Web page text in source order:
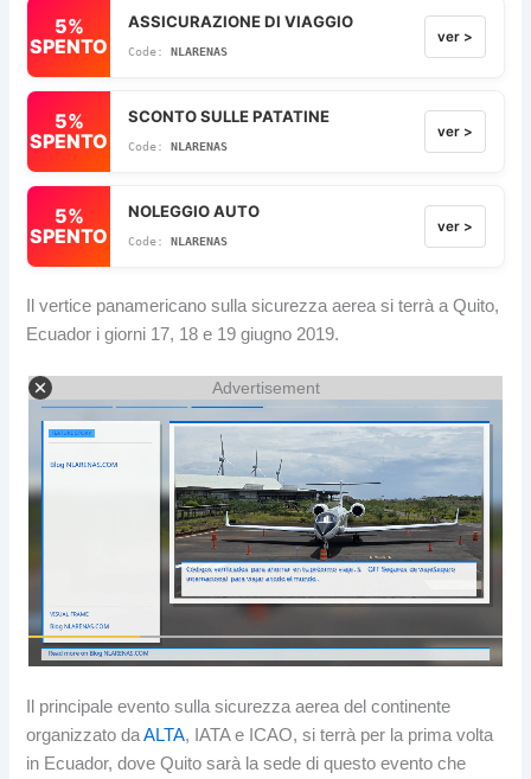
5%
SPENTO
ASSICURAZIONE DI VIAGGIO
NLARENAS
ver >
5%
SPENTO
SCONTO SULLE PATATINE
NLARENAS
ver >
5%
SPENTO
NOLEGGIO AUTO
NLARENAS
ver >
Il vertice panamericano sulla sicurezza aerea si terrà a Quito,
Ecuador i giorni 17, 18 e 19 giugno 2019.
Advertisement
Il principale evento sulla sicurezza aerea del continente
organizzato daALTA, IATA e ICAO, si terrà per la prima volta
in Ecuador, dove Quito sarà la sede di questo evento che